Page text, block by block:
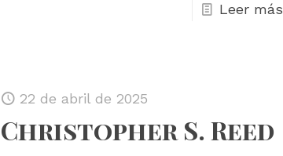
Leer más
22 de abril de 2025
Christopher S. Reed